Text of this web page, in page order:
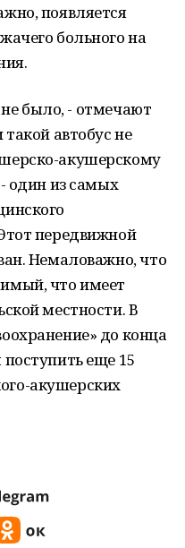
появляется
больного на
не было, - отмечают
автобус не
акушерскому
один из самых
передвижной
Немаловажно, что
что имеет
местности. В
до конца
еще 15
акушерских